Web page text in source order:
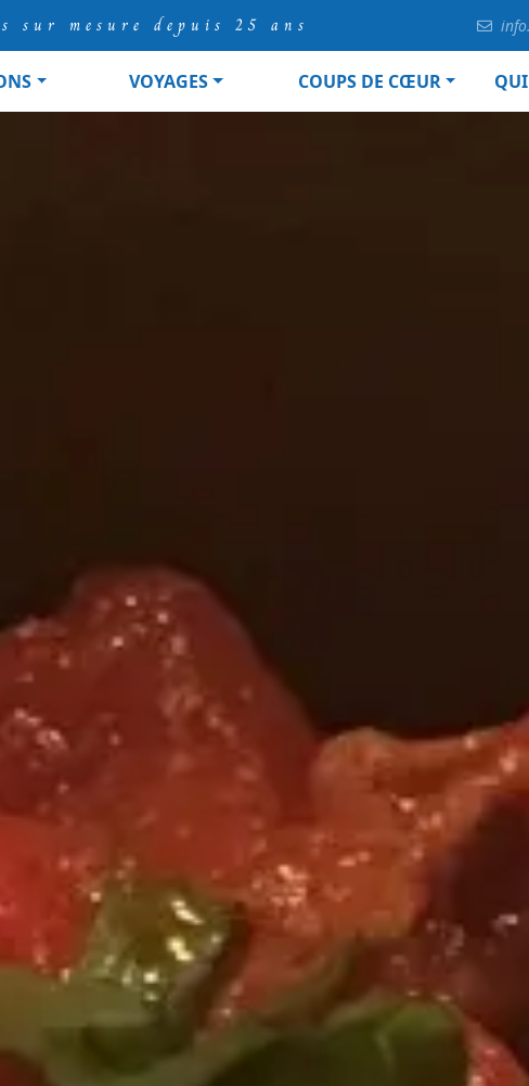
sur mesure depuis 25 ans
VOYAGES COUPS DE CŒUR